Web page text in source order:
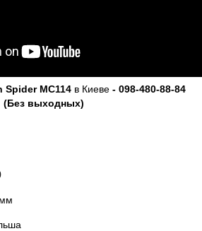
Spider MC114 в Киеве- 098-480-88-84
(Без выходных)